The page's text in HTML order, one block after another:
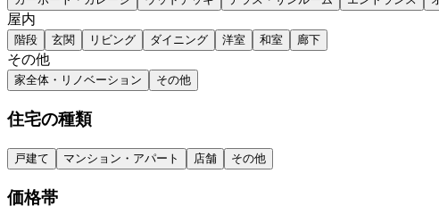
屋内
階段 玄関 リビング ダイニング 洋室 和室 廊下
その他
家全体・リノベーション その他
住宅の種類
戸建て マンション・アパート 店舗 その他
価格帯